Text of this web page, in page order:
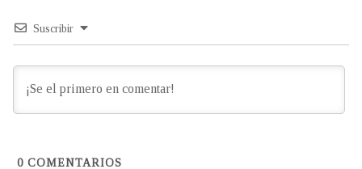
Suscribir
0 COMENTARIOS